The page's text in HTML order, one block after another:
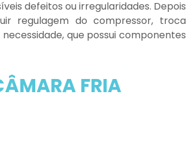
defeitos ou irregularidades. Depois
regulagem do compressor, troca
que possui componentes
FRIA